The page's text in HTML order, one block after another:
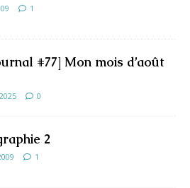
1
#77] Mon mois d’août
0
2
1